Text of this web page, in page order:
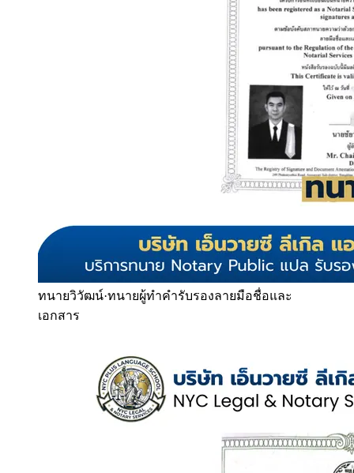
ทนายวิวัฒน์·ทนายผู้ทำคำรับรองลายมือชื่อและ
เอกสาร